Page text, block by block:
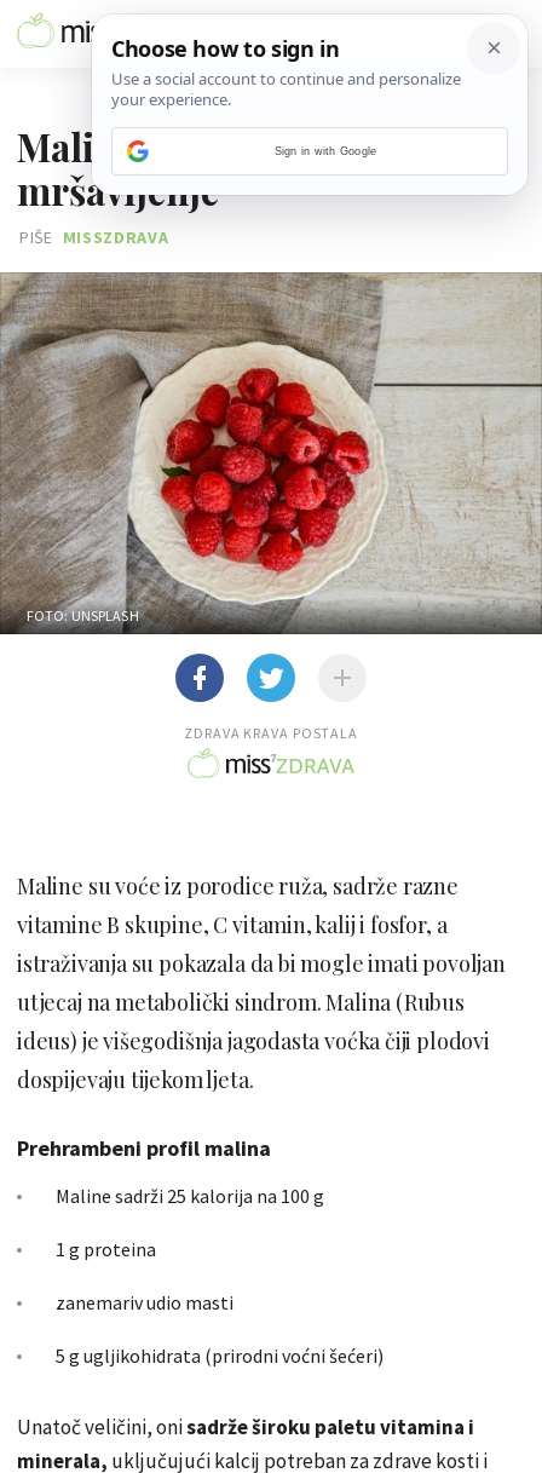
Maline: Idealno ljetno voće za
mršavljenje
PIŠE MISSZDRAVA
FOTO: UNSPLASH
ZDRAVA KRAVA POSTALA
Maline su voće iz porodice ruža, sadrže razne
vitamine B skupine, C vitamin, kalij i fosfor, a
istraživanja su pokazala da bi mogle imati povoljan
utjecaj na metabolički sindrom. Malina (Rubus
ideus) je višegodišnja jagodasta voćka čiji plodovi
dospijevaju tijekom ljeta.
Prehrambeni profil malina
Maline sadrži 25 kalorija na 100 g
1 g proteina
zanemariv udio masti
5 g ugljikohidrata (prirodni voćni šećeri)
Unatoč veličini, onisadrže široku paletu vitamina i
minerala, uključujući kalcij potreban za zdrave kosti i
Sign in with Google